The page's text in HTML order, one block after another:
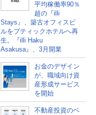
平均稼働率90％
超の『illi
Stays』、築古オフィスビ
ルをブティックホテルへ再
生。『illi Haku
Asakusa』、3月開業
お金のデザイン
が、職域向け資
産形成サービス
を開始
不動産投資のベ